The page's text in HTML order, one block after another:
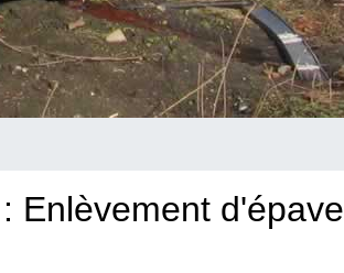
Enlèvement d'épave